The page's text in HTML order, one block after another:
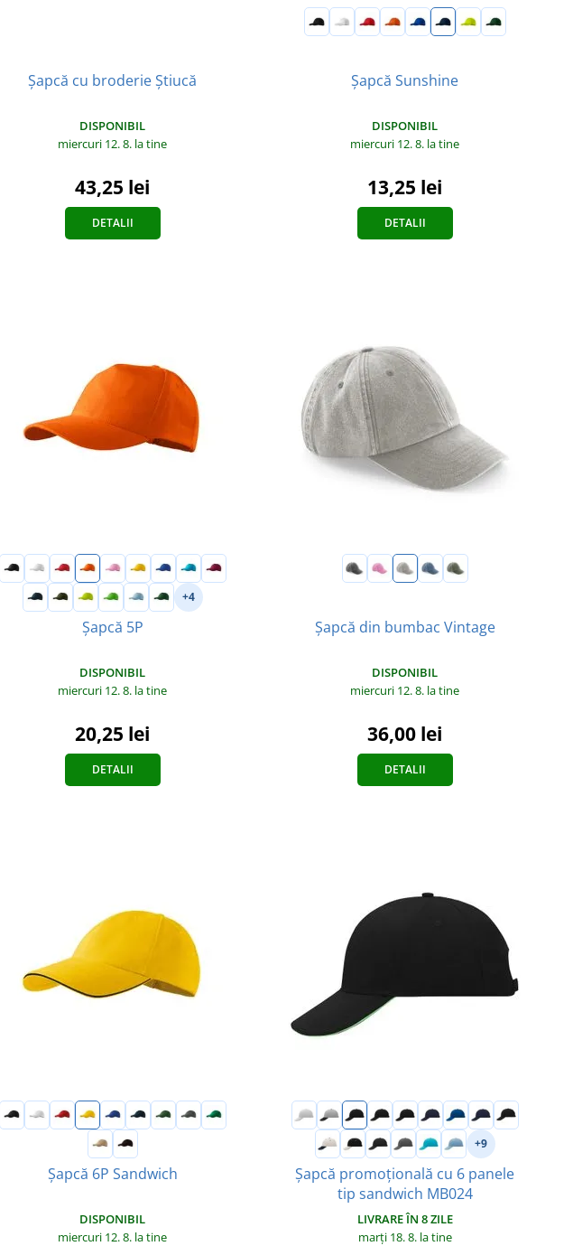
Șapcă cu broderie Știucă
DISPONIBIL
miercuri 12. 8. la tine
43,25 lei
DETALII
Șapcă Sunshine
DISPONIBIL
miercuri 12. 8. la tine
13,25 lei
DETALII
+4
Șapcă 5P
DISPONIBIL
miercuri 12. 8. la tine
20,25 lei
DETALII
Șapcă din bumbac Vintage
DISPONIBIL
miercuri 12. 8. la tine
36,00 lei
DETALII
Șapcă 6P Sandwich
DISPONIBIL
miercuri 12. 8. la tine
+9
Șapcă promoțională cu 6 panele
tip sandwich MB024
LIVRARE ÎN 8 ZILE
marți 18. 8. la tine